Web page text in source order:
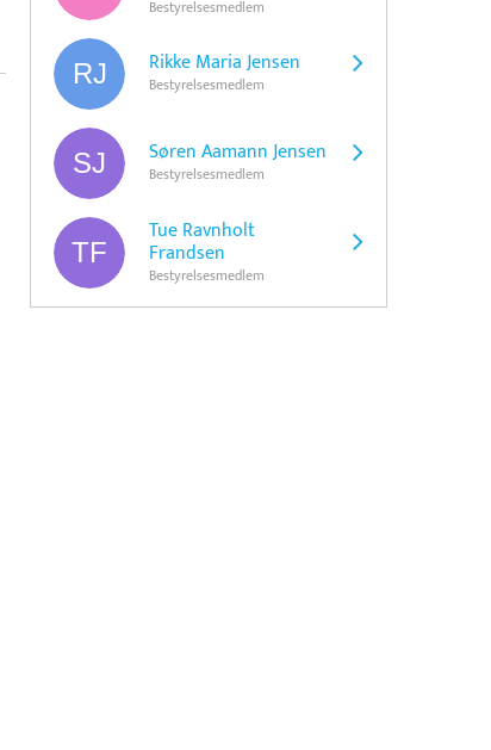
Bestyrelsesmedlem
Rikke Maria Jensen
Bestyrelsesmedlem
Søren Aamann Jensen
Bestyrelsesmedlem
Tue Ravnholt
Frandsen
Bestyrelsesmedlem